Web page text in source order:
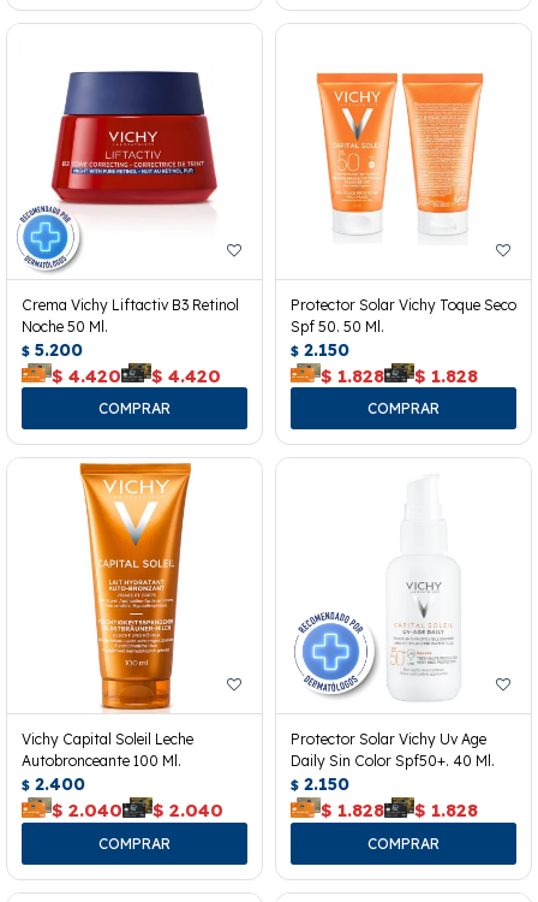
Crema Vichy Liftactiv B3 Retinol
Noche 50 Ml.
$ 5.200
$ 4.420 $ 4.420
Protector Solar Vichy Toque Seco
Spf 50. 50 Ml.
$ 2.150
$ 1.828 $ 1.828
Vichy Capital Soleil Leche
Autobronceante 100 Ml.
$ 2.400
$ 2.040 $ 2.040
Protector Solar Vichy Uv Age
Daily Sin Color Spf50+. 40 Ml.
$ 2.150
$ 1.828 $ 1.828